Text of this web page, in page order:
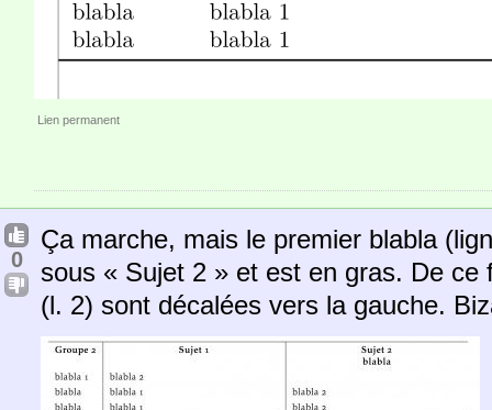
Lien permanent
0
Ça marche, mais le premier blabla
sous « Sujet 2 » et est en gras. De ce
(l. 2) sont décalées vers la gauche.